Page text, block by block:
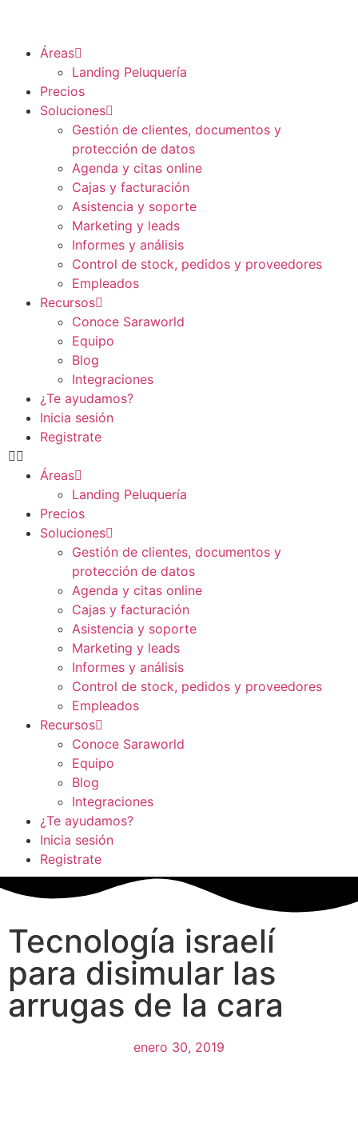
Áreas
Landing Peluquería
Precios
Soluciones
Gestión de clientes, documentos y
protección de datos
Agenda y citas online
Cajas y facturación
Asistencia y soporte
Marketing y leads
Informes y análisis
Control de stock, pedidos y proveedores
Empleados
Recursos
Conoce Saraworld
Equipo
Blog
Integraciones
¿Te ayudamos?
Inicia sesión
Registrate
Áreas
Landing Peluquería
Precios
Soluciones
Gestión de clientes, documentos y
protección de datos
Agenda y citas online
Cajas y facturación
Asistencia y soporte
Marketing y leads
Informes y análisis
Control de stock, pedidos y proveedores
Empleados
Recursos
Conoce Saraworld
Equipo
Blog
Integraciones
¿Te ayudamos?
Inicia sesión
Registrate
Tecnología israelí
para disimular las
arrugas de la cara
enero 30, 2019